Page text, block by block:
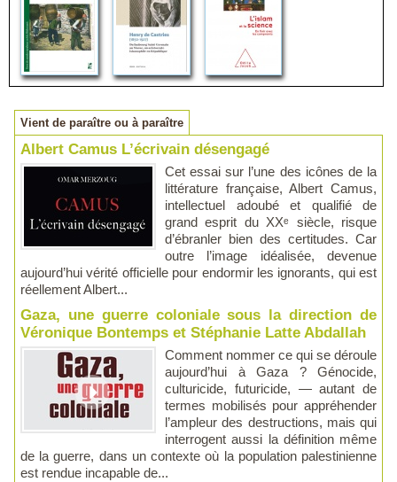
Vient de paraître ou à paraître
Albert Camus L’écrivain désengagé
Cet essai sur l’une des icônes de la
littérature française, Albert Camus,
intellectuel adoubé et qualifié de
grand esprit du XXᵉ siècle, risque
d’ébranler bien des certitudes. Car
outre l’image idéalisée, devenue
aujourd’hui vérité officielle pour endormir les ignorants, qui est
réellement Albert...
Gaza, une guerre coloniale sous la direction de
Véronique Bontemps et Stéphanie Latte Abdallah
Comment nommer ce qui se déroule
aujourd’hui à Gaza ? Génocide,
culturicide, futuricide, — autant de
termes mobilisés pour appréhender
l’ampleur des destructions, mais qui
interrogent aussi la définition même
de la guerre, dans un contexte où la population palestinienne
est rendue incapable de...